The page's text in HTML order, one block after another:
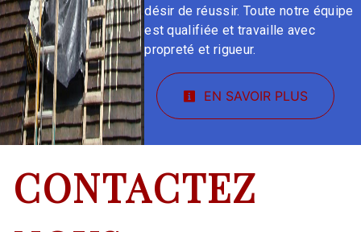
désir de réussir. Toute notre équipe
est qualifiée et travaille avec
propreté et rigueur.
EN SAVOIR PLUS
CONTACTEZ